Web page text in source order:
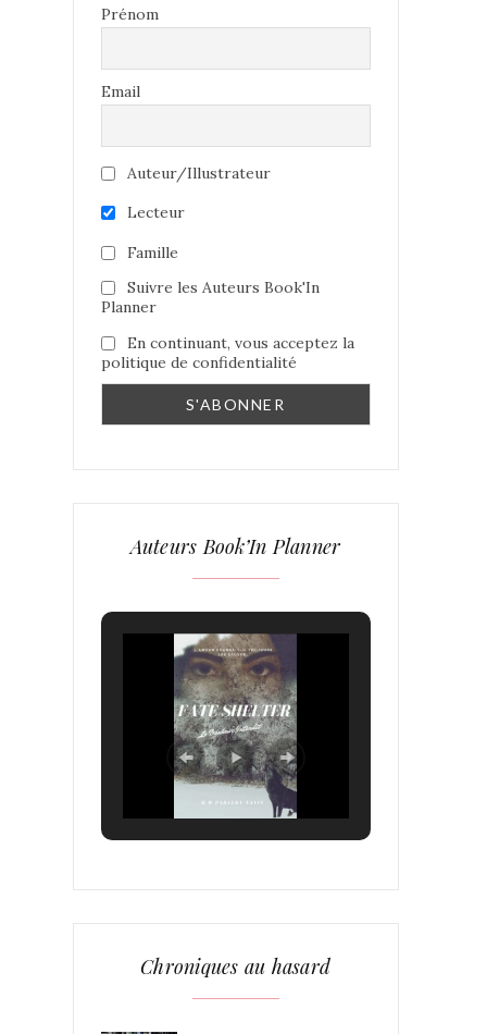
Prénom
Email
Auteur/Illustrateur
Lecteur
Famille
Suivre les Auteurs Book'In
Planner
En continuant, vous acceptez la
politique de confidentialité
Auteurs Book’In Planner
Chroniques au hasard